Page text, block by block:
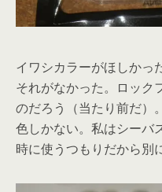
イワシカラーがほしかっ
それがなかった。ロック
のだろう（当たり前だ）
色しかない。私はシーバ
時に使うつもりだから別